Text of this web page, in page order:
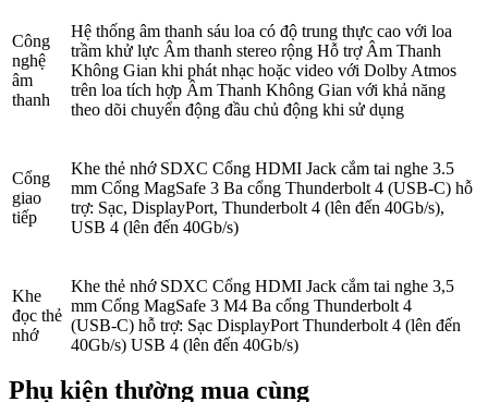
Công
nghệ
âm
thanh
Hệ thống âm thanh sáu loa có độ trung thực cao với loa
trầm khử lực Âm thanh stereo rộng Hỗ trợ Âm Thanh
Không Gian khi phát nhạc hoặc video với Dolby Atmos
trên loa tích hợp Âm Thanh Không Gian với khả năng
theo dõi chuyển động đầu chủ động khi sử dụng
Cổng
giao
tiếp
Khe thẻ nhớ SDXC Cổng HDMI Jack cắm tai nghe 3.5
mm Cổng MagSafe 3 Ba cổng Thunderbolt 4 (USB‑C) hỗ
trợ: Sạc, DisplayPort, Thunderbolt 4 (lên đến 40Gb/s),
USB 4 (lên đến 40Gb/s)
Khe
đọc thẻ
nhớ
Khe thẻ nhớ SDXC Cổng HDMI Jack cắm tai nghe 3,5
mm Cổng MagSafe 3 M4 Ba cổng Thunderbolt 4
(USB‑C) hỗ trợ: Sạc DisplayPort Thunderbolt 4 (lên đến
40Gb/s) USB 4 (lên đến 40Gb/s)
Phụ kiện thường mua cùng